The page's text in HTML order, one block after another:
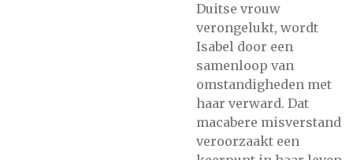
Duitse vrouw
verongelukt, wordt
Isabel door een
samenloop van
omstandigheden met
haar verward. Dat
macabere misverstand
veroorzaakt een